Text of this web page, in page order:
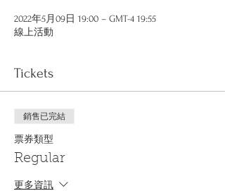
2022年5月09日 19:00 – GMT-4 19:55
線上活動
Tickets
銷售已完結
票券類型
Regular
更多資訊